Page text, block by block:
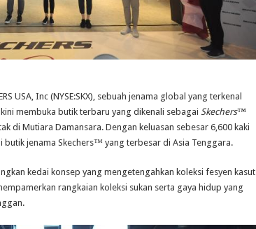
USA, Inc (NYSE:SKX), sebuah jenama global yang terkenal
membuka butik terbaru yang dikenali sebagai Skechers™
di Mutiara Damansara. Dengan keluasan sebesar 6,600 kaki
butik jenama Skechers™ yang terbesar di Asia Tenggara.
kedai konsep yang mengetengahkan koleksi fesyen kasut
rangkaian koleksi sukan serta gaya hidup yang